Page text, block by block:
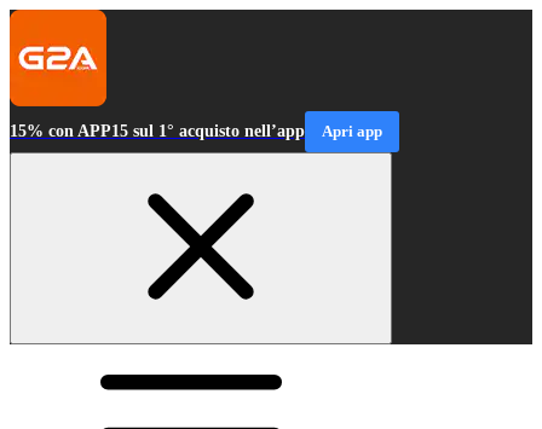
15% con APP15 sul 1° acquisto nell’app Apri app